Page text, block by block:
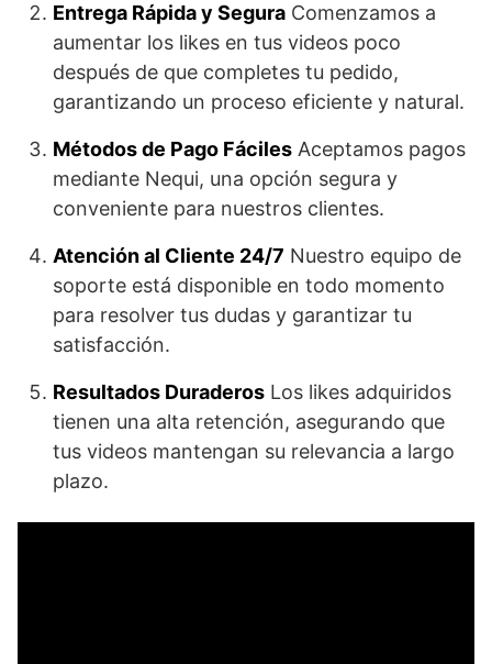
Entrega Rápida y Segura Comenzamos a
aumentar los likes en tus videos poco
después de que completes tu pedido,
garantizando un proceso eficiente y natural.
Métodos de Pago Fáciles Aceptamos pagos
mediante Nequi, una opción segura y
conveniente para nuestros clientes.
Atención al Cliente 24/7 Nuestro equipo de
soporte está disponible en todo momento
para resolver tus dudas y garantizar tu
satisfacción.
Resultados Duraderos Los likes adquiridos
tienen una alta retención, asegurando que
tus videos mantengan su relevancia a largo
plazo.